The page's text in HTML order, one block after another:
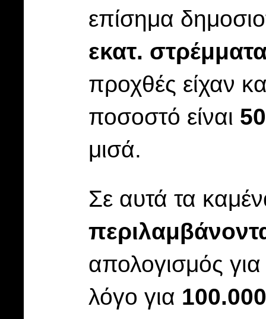
επίσημα
εκατ.
προχθές είχαν
ποσοστό είναι
μισά.
Σε αυτά τα
απολογισμός
λόγο για